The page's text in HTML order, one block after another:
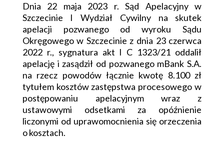
Dnia 22 maja 2023 r. Sąd Apelacyjny w
Szczecinie I Wydział Cywilny na skutek
apelacji pozwanego od wyroku Sądu
Okręgowego w Szczecinie z dnia 23 czerwca
2022 r., sygnatura akt I C 1323/21 oddalił
apelację i zasądził od pozwanego mBank S.A.
na rzecz powodów łącznie kwotę 8.100 zł
tytułem kosztów zastępstwa procesowego w
postępowaniu apelacyjnym wraz z
ustawowymi odsetkami za opóźnienie
liczonymi od uprawomocnienia się orzeczenia
o kosztach.